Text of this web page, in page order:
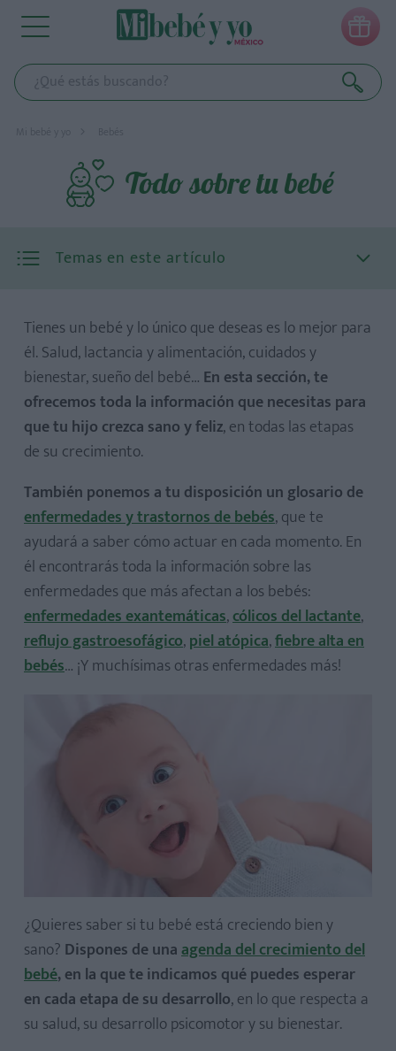

Mi bebé y yo Bebés
Todo sobre tu bebé
Temas en este artículo
Tienes un bebé y lo único que deseas es lo mejor para
él. Salud, lactancia y alimentación, cuidados y
bienestar, sueño del bebé… En esta sección, te
ofrecemos toda la información que necesitas para
que tu hijo crezca sano y feliz, en todas las etapas
de su crecimiento.
También ponemos a tu disposición un glosario de
enfermedades y trastornos de bebés, que te
ayudará a saber cómo actuar en cada momento. En
él encontrarás toda la información sobre las
enfermedades que más afectan a los bebés:
enfermedades exantemáticas,cólicos del lactante,
reflujo gastroesofágico,piel atópica,fiebre alta en
bebés… ¡Y muchísimas otras enfermedades más!
¿Quieres saber si tu bebé está creciendo bien y
sano? Dispones de unaagenda del crecimiento del
bebé, en la que te indicamos qué puedes esperar
en cada etapa de su desarrollo, en lo que respecta a
su salud, su desarrollo psicomotor y su bienestar.